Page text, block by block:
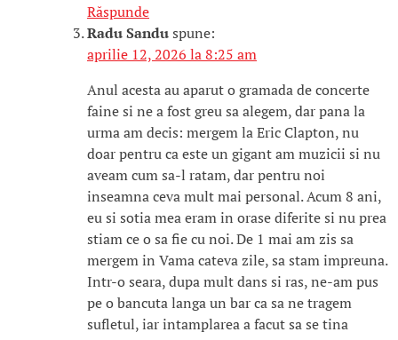
Răspunde
Radu Sanduspune:
aprilie 12, 2026 la 8:25 am
Anul acesta au aparut o gramada de concerte
faine si ne a fost greu sa alegem, dar pana la
urma am decis: mergem la Eric Clapton, nu
doar pentru ca este un gigant am muzicii si nu
aveam cum sa-l ratam, dar pentru noi
inseamna ceva mult mai personal. Acum 8 ani,
eu si sotia mea eram in orase diferite si nu prea
stiam ce o sa fie cu noi. De 1 mai am zis sa
mergem in Vama cateva zile, sa stam impreuna.
Intr-o seara, dupa mult dans si ras, ne-am pus
pe o bancuta langa un bar ca sa ne tragem
sufletul, iar intamplarea a facut sa se tina